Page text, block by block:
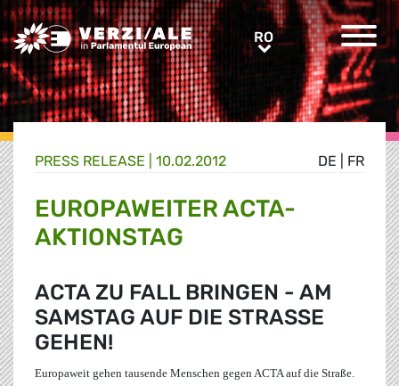
Greens/EFA Home RORO
DE FR
PRESS RELEASE | 10.02.2012
EUROPAWEITER ACTA-
AKTIONSTAG
ACTA ZU FALL BRINGEN - AM
SAMSTAG AUF DIE STRASSE G
EHEN!
Europaweit gehen tausende Menschen gegen ACTA auf die Straße.